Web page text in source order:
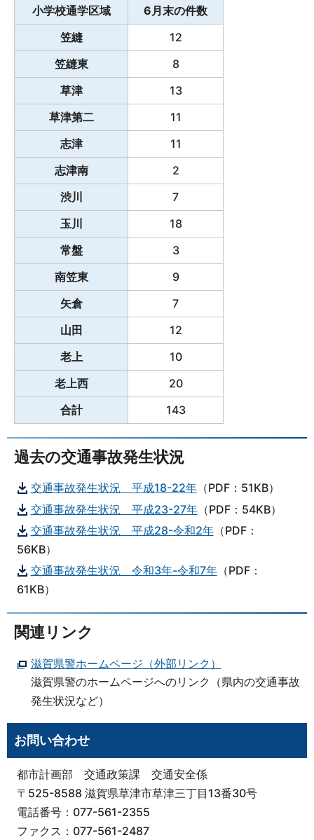
小学校通学区域
6月末の件数
笠縫
12
笠縫東
8
草津
13
草津第二
11
志津
11
志津南
2
渋川
7
玉川
18
常盤
3
南笠東
9
矢倉
7
山田
12
老上
10
老上西
20
合計
143
過去の交通事故発生状況
交通事故発生状況 平成18-22年（PDF：51KB）
交通事故発生状況 平成23-27年（PDF：54KB）
交通事故発生状況 平成28-令和2年（PDF：
56KB）
交通事故発生状況 令和3年-令和7年（PDF：
61KB）
関連リンク
滋賀県警ホームページ（外部リンク）
滋賀県警のホームページへのリンク（県内の交通事故
発生状況など）
お問い合わせ
都市計画部 交通政策課 交通安全係
〒525-8588 滋賀県草津市草津三丁目13番30号
電話番号：077-561-2355
ファクス：077-561-2487